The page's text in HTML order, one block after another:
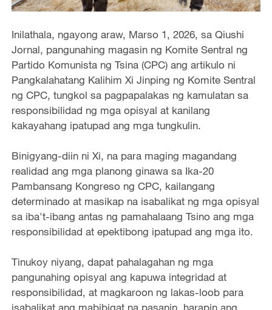
Inilathala, ngayong araw, Marso 1, 2026, sa Qiushi
Jornal, pangunahing magasin ng Komite Sentral ng
Partido Komunista ng Tsina (CPC) ang artikulo ni
Pangkalahatang Kalihim Xi Jinping ng Komite Sentral
ng CPC, tungkol sa pagpapalakas ng kamulatan sa
responsibilidad ng mga opisyal at kanilang
kakayahang ipatupad ang mga tungkulin.
Binigyang-diin ni Xi, na para maging magandang
realidad ang mga planong ginawa sa Ika-20
Pambansang Kongreso ng CPC, kailangang
determinado at masikap na isabalikat ng mga opisyal
sa iba't-ibang antas ng pamahalaang Tsino ang mga
responsibilidad at epektibong ipatupad ang mga ito.
Tinukoy niyang, dapat pahalagahan ng mga
pangunahing opisyal ang kapuwa integridad at
responsibilidad, at magkaroon ng lakas-loob para
isabalikat ang mabibigat na pasanin, harapin ang